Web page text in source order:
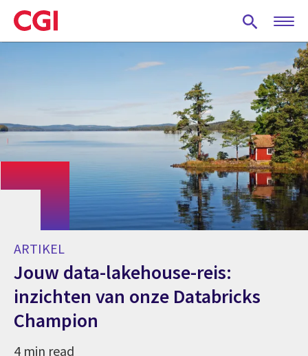
Skip
to
main
ARTIKEL
Jouw data-lakehouse-reis:
inzichten van onze Databricks
Champion
4 min read